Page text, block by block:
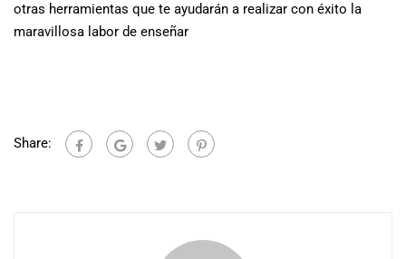
otras herramientas que te ayudarán a realizar con éxito la
maravillosa labor de enseñar
Share: